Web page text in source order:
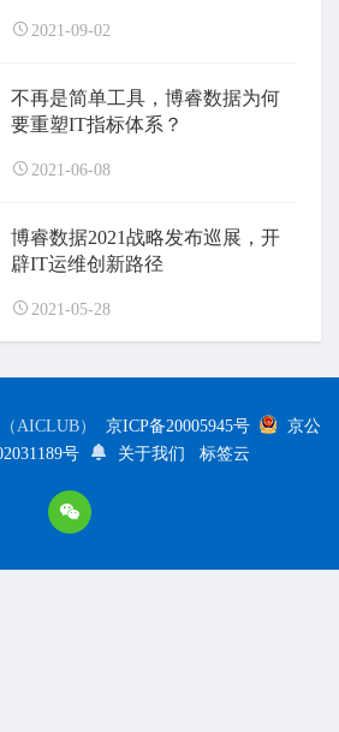
2021-09-02
不再是简单工具，博睿数据为何
要重塑IT指标体系？
2021-06-08
博睿数据2021战略发布巡展，开
辟IT运维创新路径
2021-05-28
AICLUB） 京ICP备20005945号
京公
号
关于我们 标签云